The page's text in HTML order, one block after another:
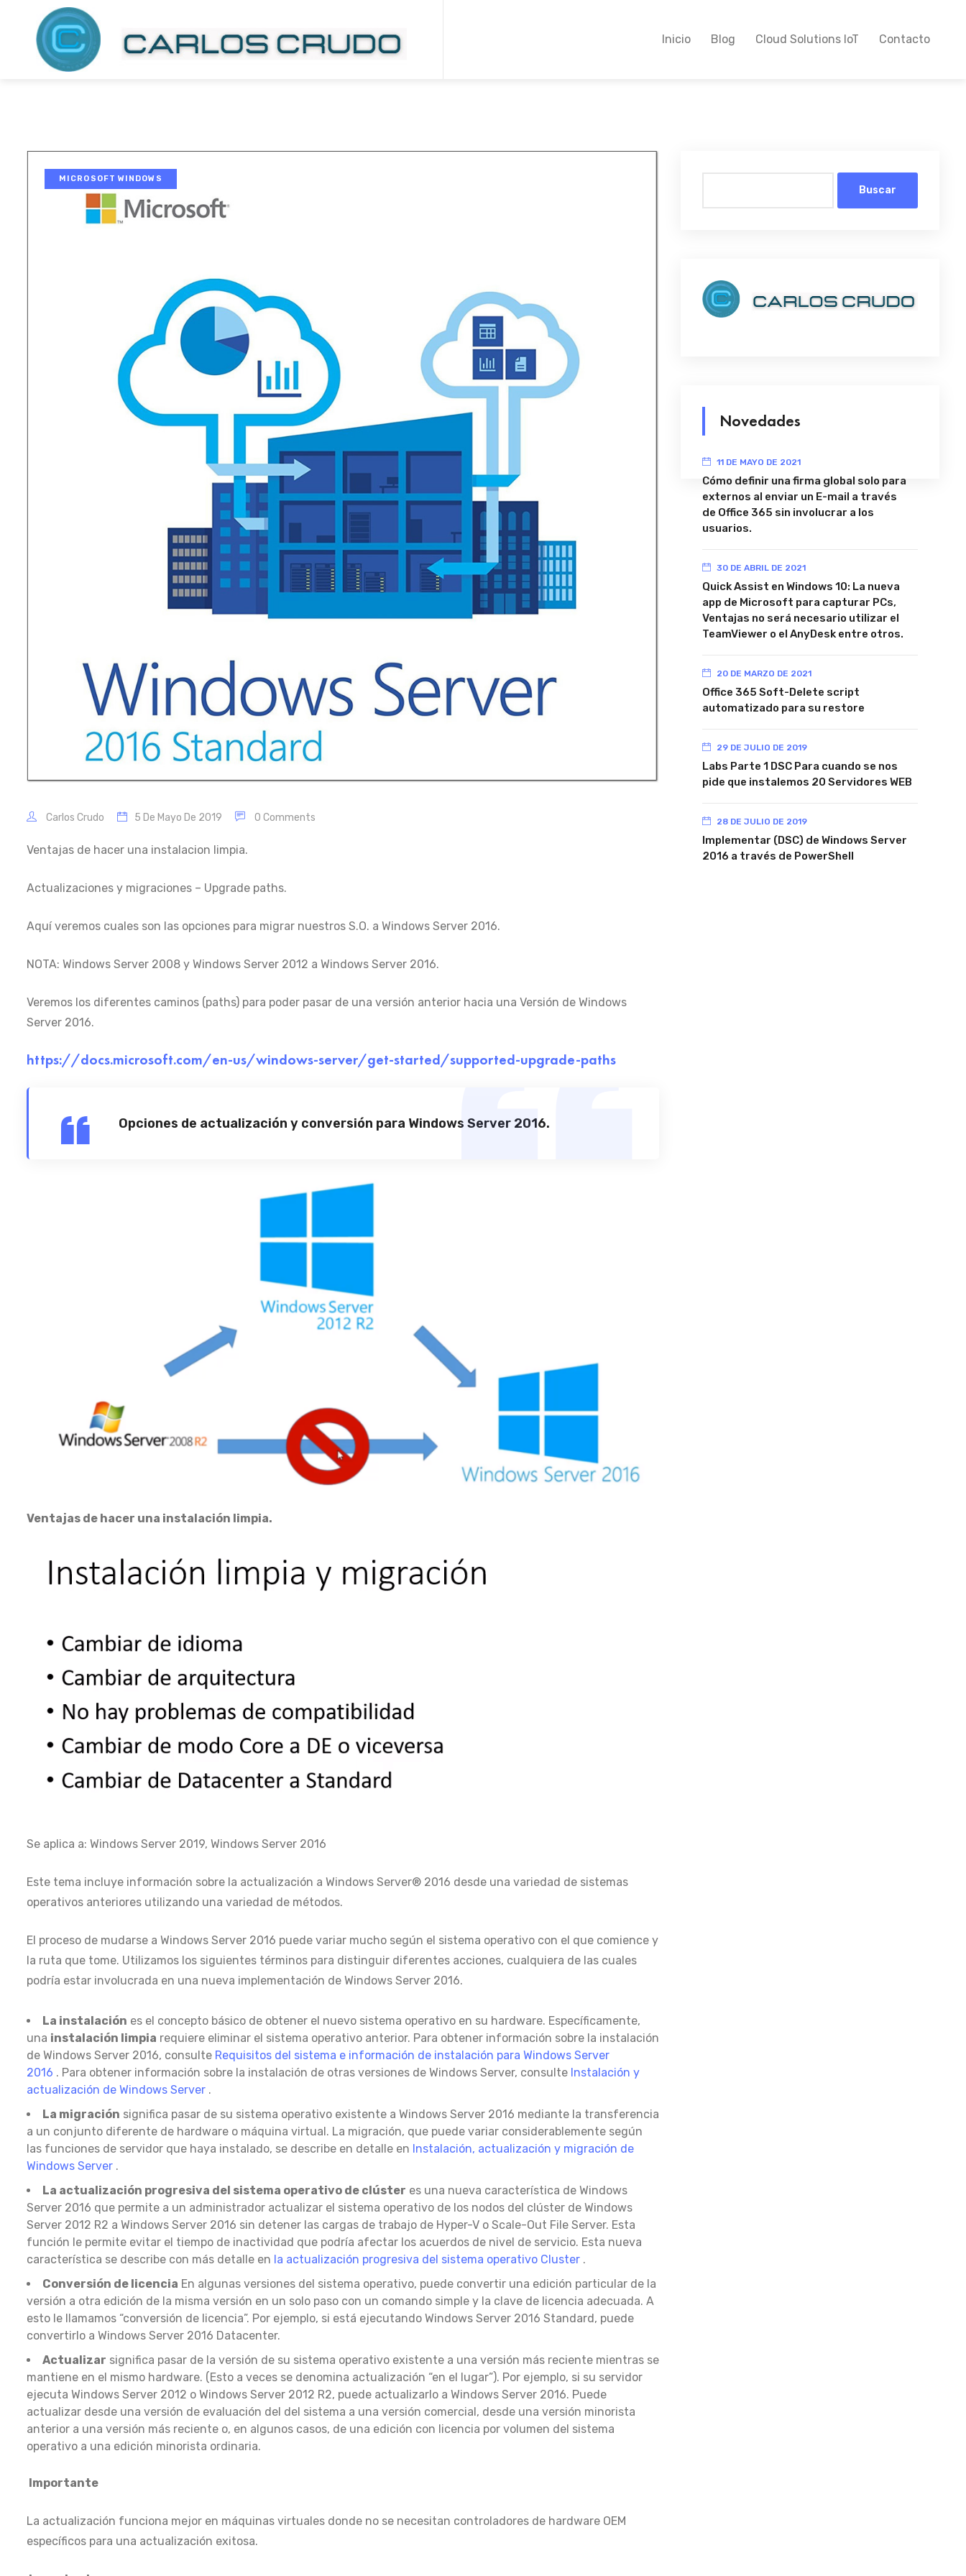
Inicio Blog Cloud Solutions IoT Contacto
MICROSOFT WINDOWS
Carlos Crudo 5 De Mayo De 2019 0 Comments
Ventajas de hacer una instalacion limpia.
Actualizaciones y migraciones – Upgrade paths.
Aquí veremos cuales son las opciones para migrar nuestros S.O. a Windows Server 2016.
NOTA: Windows Server 2008 y Windows Server 2012 a Windows Server 2016.
Veremos los diferentes caminos (paths) para poder pasar de una versión anterior hacia una Versión de Windows
Server 2016.
https://docs.microsoft.com/en-us/windows-server/get-started/supported-upgrade-paths
Opciones de actualización y conversión para Windows Server 2016.
Ventajas de hacer una instalación limpia.
Se aplica a: Windows Server 2019, Windows Server 2016
Este tema incluye información sobre la actualización a Windows Server® 2016 desde una variedad de sistemas
operativos anteriores utilizando una variedad de métodos.
El proceso de mudarse a Windows Server 2016 puede variar mucho según el sistema operativo con el que comience y
la ruta que tome. Utilizamos los siguientes términos para distinguir diferentes acciones, cualquiera de las cuales
podría estar involucrada en una nueva implementación de Windows Server 2016.
La instalación es el concepto básico de obtener el nuevo sistema operativo en su hardware. Específicamente,
una instalación limpia requiere eliminar el sistema operativo anterior. Para obtener información sobre la instalación
de Windows Server 2016, consulte Requisitos del sistema e información de instalación para Windows Server
2016 . Para obtener información sobre la instalación de otras versiones de Windows Server, consulte Instalación y
actualización de Windows Server .
La migración significa pasar de su sistema operativo existente a Windows Server 2016 mediante la transferencia
a un conjunto diferente de hardware o máquina virtual. La migración, que puede variar considerablemente según
las funciones de servidor que haya instalado, se describe en detalle en Instalación, actualización y migración de
Windows Server .
La actualización progresiva del sistema operativo de clúster es una nueva característica de Windows
Server 2016 que permite a un administrador actualizar el sistema operativo de los nodos del clúster de Windows
Server 2012 R2 a Windows Server 2016 sin detener las cargas de trabajo de Hyper-V o Scale-Out File Server. Esta
función le permite evitar el tiempo de inactividad que podría afectar los acuerdos de nivel de servicio. Esta nueva
característica se describe con más detalle en la actualización progresiva del sistema operativo Cluster .
Conversión de licencia En algunas versiones del sistema operativo, puede convertir una edición particular de la
versión a otra edición de la misma versión en un solo paso con un comando simple y la clave de licencia adecuada. A
esto le llamamos “conversión de licencia”. Por ejemplo, si está ejecutando Windows Server 2016 Standard, puede
convertirlo a Windows Server 2016 Datacenter.
Actualizar significa pasar de la versión de su sistema operativo existente a una versión más reciente mientras se
mantiene en el mismo hardware. (Esto a veces se denomina actualización “en el lugar”). Por ejemplo, si su servidor
ejecuta Windows Server 2012 o Windows Server 2012 R2, puede actualizarlo a Windows Server 2016. Puede
actualizar desde una versión de evaluación del del sistema a una versión comercial, desde una versión minorista
anterior a una versión más reciente o, en algunos casos, de una edición con licencia por volumen del sistema
operativo a una edición minorista ordinaria.
Importante
La actualización funciona mejor en máquinas virtuales donde no se necesitan controladores de hardware OEM
específicos para una actualización exitosa.
Buscar
Novedades
11 DE MAYO DE 2021
Cómo definir una firma global solo para
externos al enviar un E-mail a través
de Office 365 sin involucrar a los
usuarios.
30 DE ABRIL DE 2021
Quick Assist en Windows 10: La nueva
app de Microsoft para capturar PCs,
Ventajas no será necesario utilizar el
TeamViewer o el AnyDesk entre otros.
20 DE MARZO DE 2021
Office 365 Soft-Delete script
automatizado para su restore
29 DE JULIO DE 2019
Labs Parte 1 DSC Para cuando se nos
pide que instalemos 20 Servidores WEB
28 DE JULIO DE 2019
Implementar (DSC) de Windows Server
2016 a través de PowerShell